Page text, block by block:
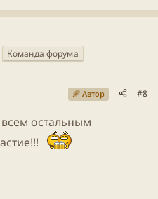
Команда форума
Автор #8
всем остальным